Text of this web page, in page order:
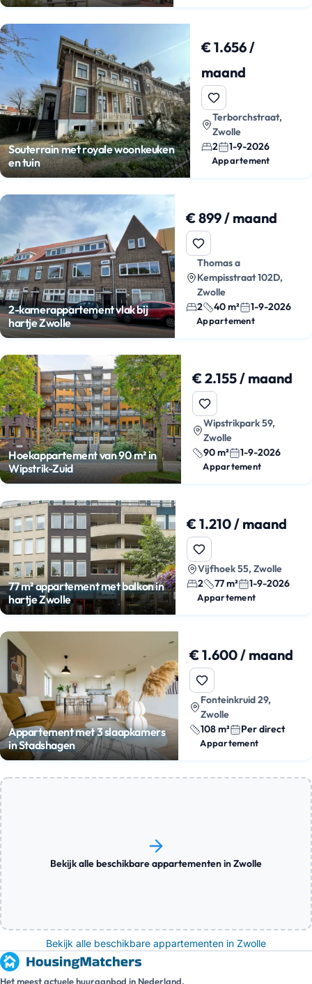
Souterrain met royale woonkeuken
en tuin
€ 1.656 /
maand
Terborchstraat,
Zwolle
2
1-9-2026
Appartement
2-kamerappartement vlak bij
hartje Zwolle
€ 899 / maand
Thomas a
Kempisstraat 102D,
Zwolle
2
40 m² 1-9-2026
Appartement
Hoekappartement van 90 m² in
Wipstrik-Zuid
€ 2.155 / maand
Wipstrikpark 59,
Zwolle
90 m²
1-9-2026
Appartement
77 m² appartement met balkon in
hartje Zwolle
€ 1.210 / maand
Vijfhoek 55, Zwolle
2
77 m² 1-9-2026
Appartement
Appartement met 3 slaapkamers
in Stadshagen
€ 1.600 / maand
Fonteinkruid 29,
Zwolle
108 m²
Per direct
Appartement
Bekijk alle beschikbare appartementen in Zwolle
Bekijk alle beschikbare appartementen in Zwolle
Het meest actuele huuraanbod in Nederland.